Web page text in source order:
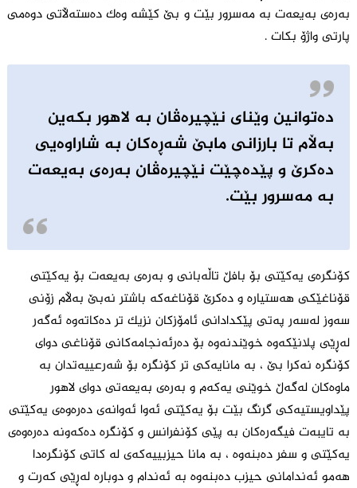
بەرەی بەیعەت بە مەسرور بێت و بێ کێشە وەک دەستەڵاتی دوەمی
پارتی واژۆ بکات .
دەتوانین وێنای نێچیرەڤان بە لاهور بکەین
بەڵام تا بارزانی مابێ شەڕەکان بە شاراوەیی
دەکرێ و پێدەچێت نێچیرەڤان بەرەی بەیعەت
بە مەسرور بێت.
کۆنگرەی یەکێتی بۆ بافڵ تاڵەبانی و بەرەی بەیعەت بۆ یەکێتی
قۆناغێکی هەستیارە و دەکرێ قۆناغەکە باشتر نەبێ بەڵام زۆنی
سەوز لەسەر پەتی پێکدادانی ئامۆزکان نزیک تر دەکاتەوە ئەگەر
لەڕێی پلانێکەوە خوێندنەوە بۆ دەرئەنجامەکانی قۆناغی دوای
کۆنگرە نەکرا بێ ، بە مانایەکی تر کۆنگرە بۆ شەرعییەتدان بە
ماوەکان لەگەڵ خوێنی یەکەم و بەرەی بەیعەتی دوای لاهور
پێداویستیەکی گرنگ بێت بۆ یەکێتی ئەوا ئەوانەی دەرەوەی یەکێتی
بە تایبەت فیگەرەکان بە پێی کۆنفرانس و کۆنگرە دەکەونە دەرەوەی
یەکێتی و سفر دەبنەوە ، بە مانا حیزبییەکەی لە کاتی کۆنگرەدا
هەمو ئەندامانی حیزب دەبنەوە بە ئەندام و دوبارە لەڕێی کەرت و